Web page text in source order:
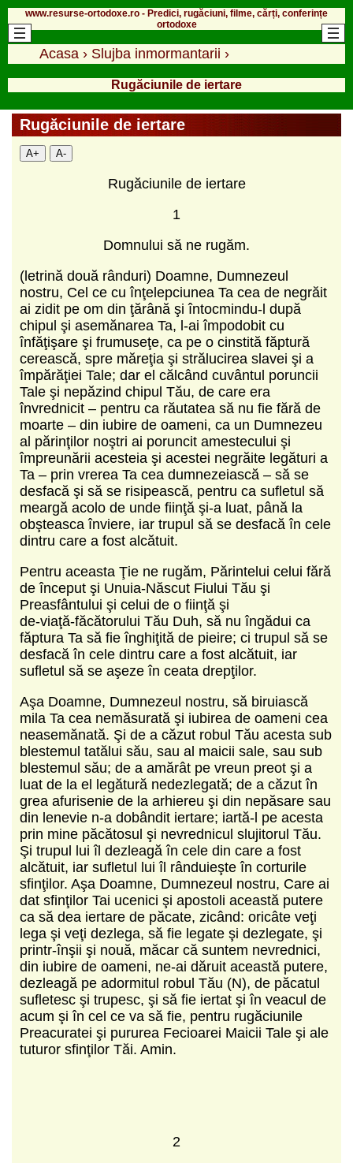
www.resurse-ortodoxe.ro - Predici, rugăciuni, filme, cărți, conferințe
ortodoxe
Acasa › Slujba inmormantarii ›
Rugăciunile de iertare
Rugăciunile de iertare
A+ A-
Rugăciunile de iertare
1
Domnului să ne rugăm.
(letrină două rânduri) Doamne, Dumnezeul
nostru, Cel ce cu înţelepciunea Ta cea de negrăit
ai zidit pe om din ţărână şi întocmindu‑l după
chipul şi asemănarea Ta, l‑ai împodobit cu
înfăţişare şi frumuseţe, ca pe o cinstită făptură
cerească, spre măreţia şi strălucirea slavei şi a
împărăţiei Tale; dar el călcând cuvântul poruncii
Tale şi nepăzind chipul Tău, de care era
învrednicit – pentru ca răutatea să nu fie fără de
moarte – din iubire de oameni, ca un Dumnezeu
al părinţilor noştri ai poruncit amestecului şi
împreunării acesteia şi acestei negrăite legături a
Ta – prin vrerea Ta cea dumnezeiască – să se
desfacă şi să se risipească, pentru ca sufletul să
meargă acolo de unde fiinţă şi‑a luat, până la
obşteasca înviere, iar trupul să se desfacă în cele
dintru care a fost alcătuit.
Pentru aceasta Ţie ne rugăm, Părintelui celui fără
de început şi Unuia‑Născut Fiului Tău şi
Preasfântului şi celui de o fiinţă şi
de‑viaţă‑făcătorului Tău Duh, să nu îngădui ca
făptura Ta să fie înghiţită de pieire; ci trupul să se
desfacă în cele dintru care a fost alcătuit, iar
sufletul să se aşeze în ceata drepţilor.
Aşa Doamne, Dumnezeul nostru, să biruiască
mila Ta cea nemăsurată şi iubirea de oameni cea
neasemănată. Şi de a căzut robul Tău acesta sub
blestemul tatălui său, sau al maicii sale, sau sub
blestemul său; de a amărât pe vreun preot şi a
luat de la el legătură nedezlegată; de a căzut în
grea afurisenie de la arhiereu şi din nepăsare sau
din lenevie n‑a dobândit iertare; iartă‑l pe acesta
prin mine păcătosul şi nevrednicul slujitorul Tău.
Şi trupul lui îl dezleagă în cele din care a fost
alcătuit, iar sufletul lui îl rânduieşte în corturile
sfinţilor. Aşa Doamne, Dumnezeul nostru, Care ai
dat sfinţilor Tai ucenici şi apostoli această putere
ca să dea iertare de păcate, zicând: oricâte veţi
lega şi veţi dezlega, să fie legate şi dezlegate, şi
printr‑înşii şi nouă, măcar că suntem nevrednici,
din iubire de oameni, ne‑ai dăruit această putere,
dezleagă pe adormitul robul Tău (N), de păcatul
sufletesc şi trupesc, şi să fie iertat şi în veacul de
acum şi în cel ce va să fie, pentru rugăciunile
Preacuratei şi pururea Fecioarei Maicii Tale şi ale
tuturor sfinţilor Tăi. Amin.
2